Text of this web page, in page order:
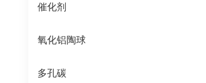
催化剂
氧化铝陶球
多孔碳